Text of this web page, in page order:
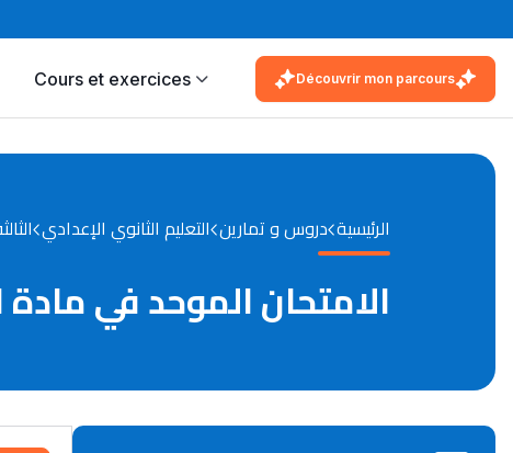
Cours et exercices Découvrir mon parcours
الرئيسية دروس و تمارين التعليم الثانوي الإعدادي
الامتحان الموحد في